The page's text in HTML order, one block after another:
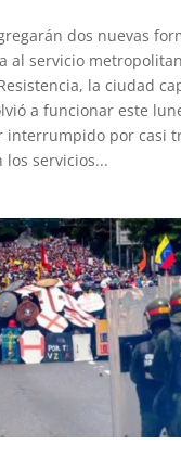
dos nuevas
al servicio
la ciudad
a funcionar este
interrumpido por casi
los servicios...